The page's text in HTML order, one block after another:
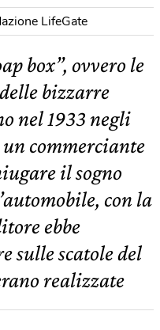
LifeGate
box”, ovvero le
bizzarre
nel 1933 negli
commerciante
il sogno
con la
ebbe
sulle scatole del
realizzate